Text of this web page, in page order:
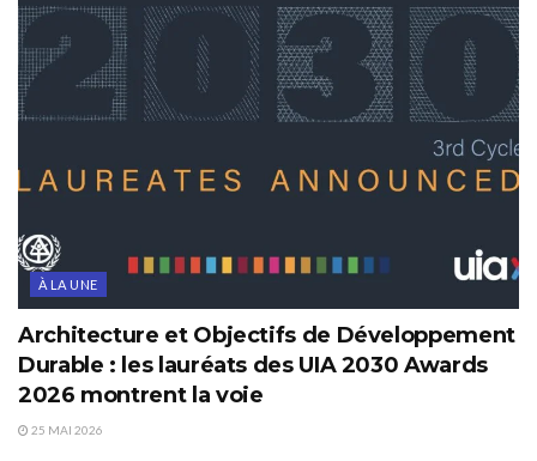
À LA UNE
Architecture et Objectifs de Développement
Durable : les lauréats des UIA 2030 Awards
2026 montrent la voie
25 MAI 2026